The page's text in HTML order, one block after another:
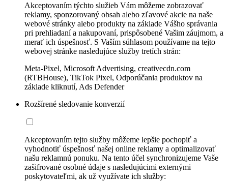
Akceptovaním týchto služieb Vám môžeme zobrazovať
reklamy, sponzorovaný obsah alebo zľavové akcie na naše
webové stránky alebo produkty na základe Vášho správania
pri prehliadaní a nakupovaní, prispôsobené Vašim záujmom, a
merať ich úspešnosť. S Vaším súhlasom používame na tejto
webovej stránke nasledujúce služby tretích strán:
Meta-Pixel, Microsoft Advertising, creativecdn.com
(RTBHouse), TikTok Pixel, Odporúčania produktov na
základe kliknutí, Ads Defender
Rozšírené sledovanie konverzií
Akceptovaním tejto služby môžeme lepšie pochopiť a
vyhodnotiť úspešnosť našej online reklamy a optimalizovať
našu reklamnú ponuku. Na tento účel synchronizujeme Vaše
zašifrované osobné údaje s nasledujúcimi externými
poskytovateľmi, ak už využívate ich služby: